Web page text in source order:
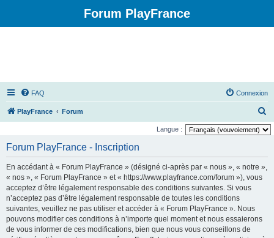
Forum PlayFrance
FAQ Connexion
PlayFrance Forum
e
Langue :
Forum PlayFrance - Inscription
En accédant à « Forum PlayFrance » (désigné ci-après par « nous », « notre »,
« nos », « Forum PlayFrance » et « https://www.playfrance.com/forum »), vous
acceptez d’être légalement responsable des conditions suivantes. Si vous
n’acceptez pas d’être légalement responsable de toutes les conditions
suivantes, veuillez ne pas utiliser et accéder à « Forum PlayFrance ». Nous
pouvons modifier ces conditions à n’importe quel moment et nous essaierons
de vous informer de ces modifications, bien que nous vous conseillons de